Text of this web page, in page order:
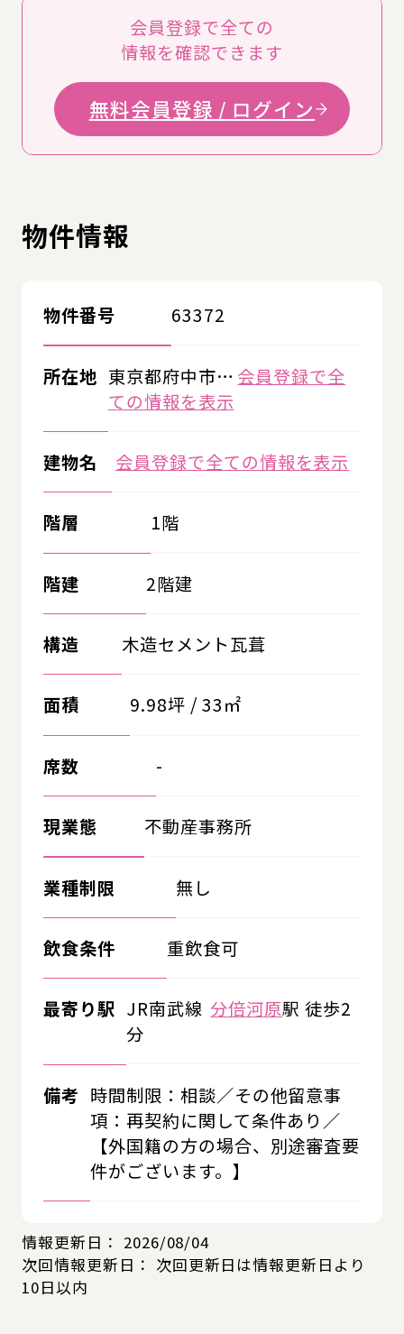
会員登録で全ての
情報を確認できます
無料会員登録 / ログイン
物件情報
物件番号 63372
所在地 東京都府中市… 会員登録で全
ての情報を表示
建物名 会員登録で全ての情報を表示
階層 1階
階建 2階建
構造 木造セメント瓦葺
面積 9.98坪 / 33㎡
席数 -
現業態 不動産事務所
業種制限 無し
飲食条件 重飲食可
最寄り駅 JR南武線 分倍河原駅 徒歩2
分
備考 時間制限：相談／その他留意事
項：再契約に関して条件あり／
【外国籍の方の場合、別途審査要
件がございます。】
情報更新日： 2026/08/04
次回情報更新日： 次回更新日は情報更新日より
10日以内